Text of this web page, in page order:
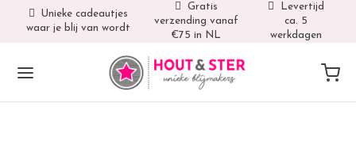
Unieke cadeautjes
waar je blij van wordt
Gratis
verzending vanaf
€75 in NL
Levertijd
ca. 5
werkdagen